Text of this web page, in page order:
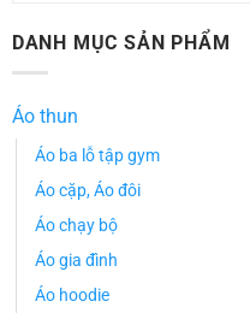
DANH MỤC SẢN PHẨM
Áo thun
Áo ba lỗ tập gym
Áo cặp, Áo đôi
Áo chạy bộ
Áo gia đình
Áo hoodie